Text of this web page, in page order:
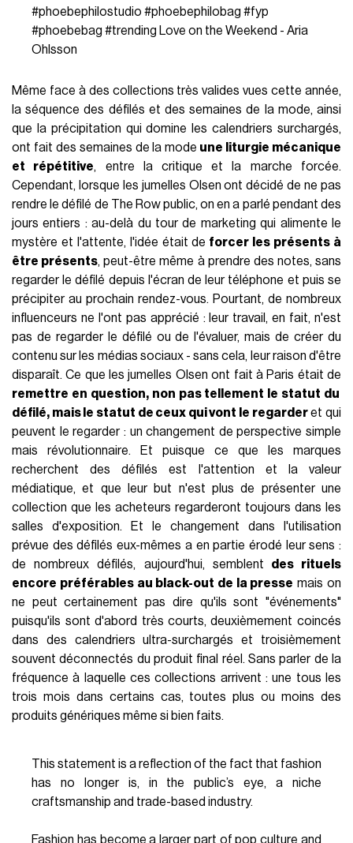
#phoebephilostudio #phoebephilobag #fyp
#phoebebag #trending Love on the Weekend - Aria
Ohlsson
Même face à des collections très valides vues cette année,
la séquence des défilés et des semaines de la mode, ainsi
que la précipitation qui domine les calendriers surchargés,
ont fait des semaines de la mode une liturgie mécanique
et répétitive, entre la critique et la marche forcée.
Cependant, lorsque les jumelles Olsen ont décidé de ne pas
rendre le défilé de The Row public, on en a parlé pendant des
jours entiers : au-delà du tour de marketing qui alimente le
mystère et l'attente, l'idée était de forcer les présents à
être présents, peut-être même à prendre des notes, sans
regarder le défilé depuis l'écran de leur téléphone et puis se
précipiter au prochain rendez-vous. Pourtant, de nombreux
influenceurs ne l'ont pas apprécié : leur travail, en fait, n'est
pas de regarder le défilé ou de l'évaluer, mais de créer du
contenu sur les médias sociaux - sans cela, leur raison d'être
disparaît. Ce que les jumelles Olsen ont fait à Paris était de
remettre en question, non pas tellement le statut du
défilé, mais le statut de ceux qui vont le regarderet qui
peuvent le regarder : un changement de perspective simple
mais révolutionnaire. Et puisque ce que les marques
recherchent des défilés est l'attention et la valeur
médiatique, et que leur but n'est plus de présenter une
collection que les acheteurs regarderont toujours dans les
salles d'exposition. Et le changement dans l'utilisation
prévue des défilés eux-mêmes a en partie érodé leur sens :
de nombreux défilés, aujourd'hui, semblent des rituels
encore préférables au black-out de la presse mais on
ne peut certainement pas dire qu'ils sont "événements"
puisqu'ils sont d'abord très courts, deuxièmement coincés
dans des calendriers ultra-surchargés et troisièmement
souvent déconnectés du produit final réel. Sans parler de la
fréquence à laquelle ces collections arrivent : une tous les
trois mois dans certains cas, toutes plus ou moins des
produits génériques même si bien faits.
This statement is a reflection of the fact that fashion
has no longer is, in the public’s eye, a niche
craftsmanship and trade-based industry.
Fashion has become a larger part of pop culture and